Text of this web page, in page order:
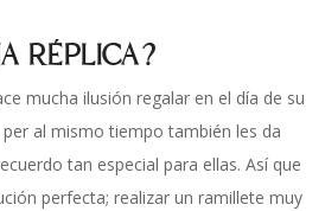
RÉPLICA?
mucha ilusión regalar en el día de su
al mismo tiempo también les da
tan especial para ellas. Así que
perfecta; realizar un ramillete muy